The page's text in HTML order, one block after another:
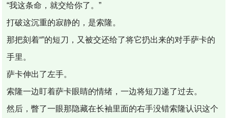
“我这条命，就交给你了。”
打破这沉重的寂静的，是索隆。
那把刻着“”的短刀，又被交还给了将它扔出来的对手萨卡的
手里。
萨卡伸出了左手。
索隆一边盯着萨卡眼睛的情绪，一边将短刀递了过去。
然后，瞥了一眼那隐藏在长袖里面的右手没错索隆认识这个